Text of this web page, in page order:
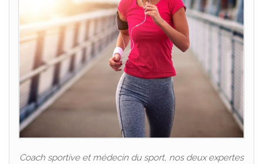
Coach sportive et médecin du sport, nos deux expertes